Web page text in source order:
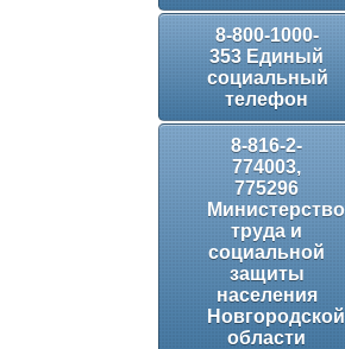
8-800-1000-
353 Единый
социальный
телефон
8-816-2-
774003,
775296
Министерство
труда и
социальной
защиты
населения
Новгородской
области